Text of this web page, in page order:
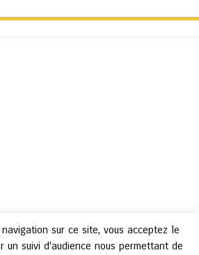
sur ce site, vous acceptez le
un suivi d'audience nous permettant de